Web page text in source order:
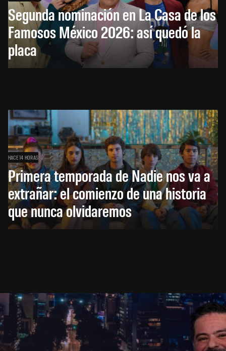
Segunda nominación en La Casa de los
Famosos México 2026: así quedó la
placa
HACE 14 HORAS
Primera temporada de Nadie nos va a
extrañar: el comienzo de una historia
que nunca olvidaremos